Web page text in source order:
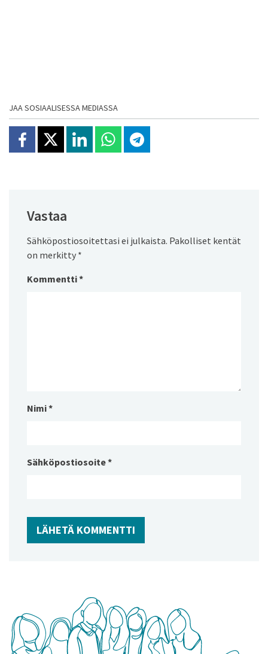
JAA SOSIAALISESSA MEDIASSA
Jaa Facebookissa
Jaa X:ssäJaa Linkedinissä
Jaa Whatsappissa
Jaa Telegramissa
Vastaa
Sähköpostiosoitettasi ei julkaista. Pakolliset kentät
on merkitty *
Kommentti*
Nimi*
Sähköpostiosoite*